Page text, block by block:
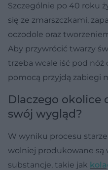
Szczególnie po 40 roku
się ze zmarszczkami,
oczodole oraz
Aby przywrócić twarzy
trzeba wcale iść pod
pomocą przyjdą zabiegi
Dlaczego okolice
swój wygląd?
W wyniku procesu
wolniej produkowane są
substancje, takie jak